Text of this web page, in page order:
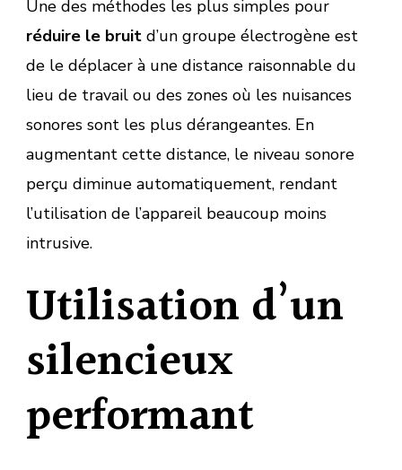
Une des méthodes les plus simples pour
réduire le bruit d’un groupe électrogène est
de le déplacer à une distance raisonnable du
lieu de travail ou des zones où les nuisances
sonores sont les plus dérangeantes. En
augmentant cette distance, le niveau sonore
perçu diminue automatiquement, rendant
l’utilisation de l’appareil beaucoup moins
intrusive.
Utilisation d’un
silencieux
performant